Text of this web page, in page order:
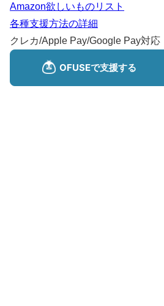
Amazon欲しいものリスト
各種支援方法の詳細
クレカ/Apple Pay/Google Pay対応